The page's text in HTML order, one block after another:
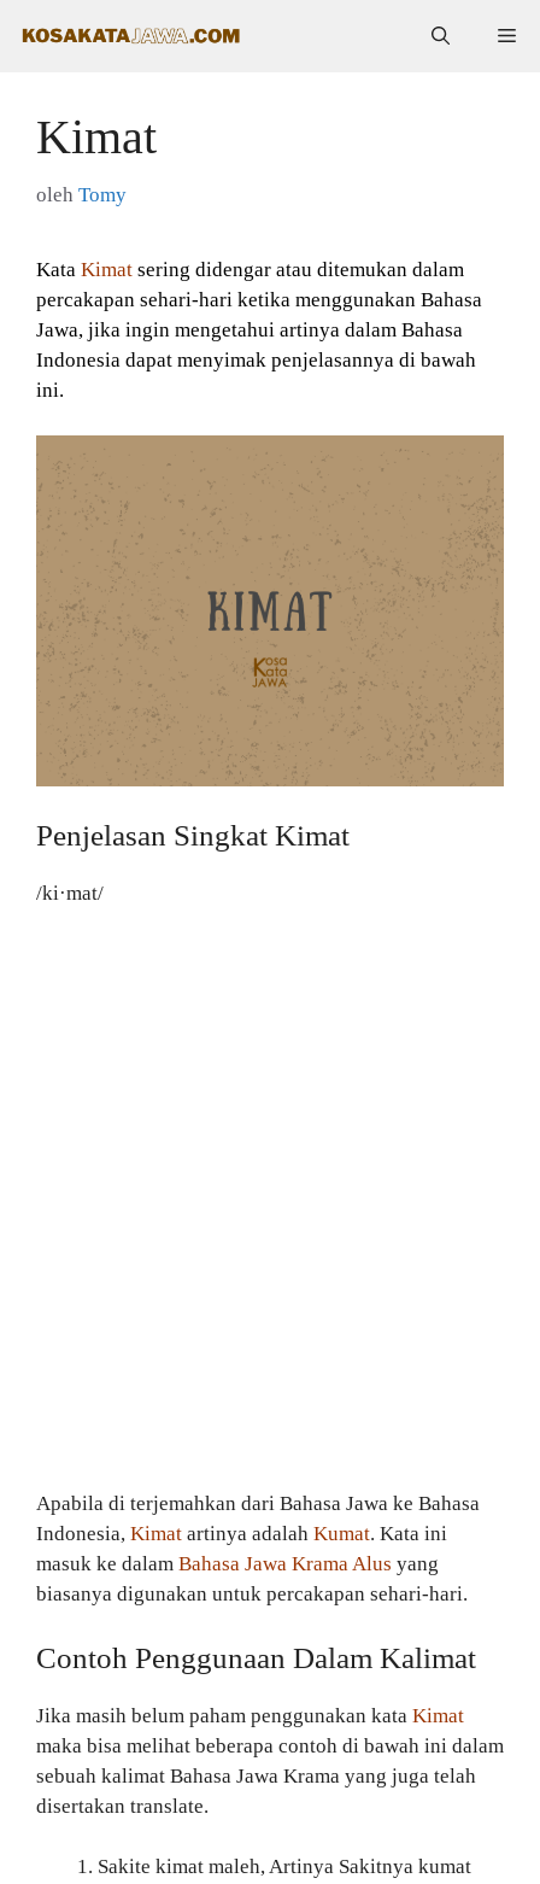
Kimat
oleh Tomy
Kata Kimat sering didengar atau ditemukan dalam
percakapan sehari-hari ketika menggunakan Bahasa
Jawa, jika ingin mengetahui artinya dalam Bahasa
Indonesia dapat menyimak penjelasannya di bawah
ini.
Penjelasan Singkat Kimat
/ki·mat/
Apabila di terjemahkan dari Bahasa Jawa ke Bahasa
Indonesia, Kimat artinya adalah Kumat. Kata ini
masuk ke dalam Bahasa Jawa Krama Alus yang
biasanya digunakan untuk percakapan sehari-hari.
Contoh Penggunaan Dalam Kalimat
Jika masih belum paham penggunakan kata Kimat
maka bisa melihat beberapa contoh di bawah ini dalam
sebuah kalimat Bahasa Jawa Krama yang juga telah
disertakan translate.
Sakite kimat maleh, Artinya Sakitnya kumat